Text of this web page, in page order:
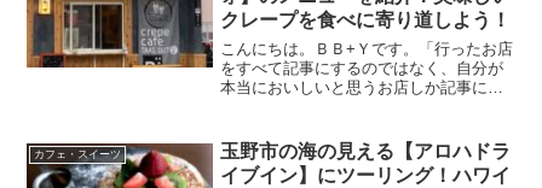
クレープを食べに寄り道しよう！
こんにちは。ＢＢ+Ｙです。「行ったお店
をすべて記事にするのではなく、自分が
本当においしいと思うお店しか記事にし
いと思います。移動販売のクレープ屋さ
んはよ...
カフェ・スイーツ
玉野市の海の見える【アロハドラ
イブイン】にツーリング！ハワイ